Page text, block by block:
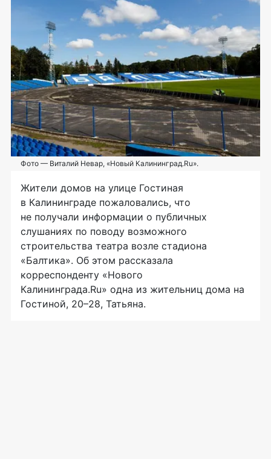
Фото — Виталий Невар, «Новый Калининград.Ru».
Жители домов на улице Гостиная
в Калининграде пожаловались, что
не получали информации о публичных
слушаниях по поводу возможного
строительства театра возле стадиона
«Балтика». Об этом рассказала
корреспонденту «Нового
Калининграда.Ru» одна из жительниц дома на
Гостиной, 20–28, Татьяна.